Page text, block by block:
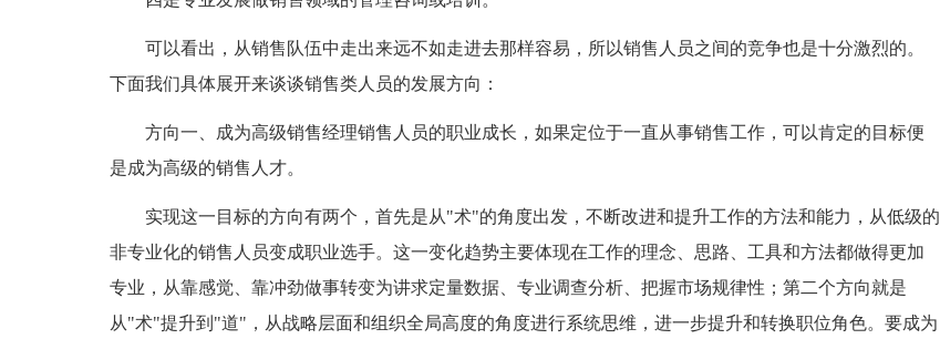
可以看出，从销售队伍中走出来远不如走进去那样容易，所以销售人员之间的竞争也是十分激烈的。
下面我们具体展开来谈谈销售类人员的发展方向：
方向一、成为高级销售经理销售人员的职业成长，如果定位于一直从事销售工作，可以肯定的目标便
是成为高级的销售人才。
实现这一目标的方向有两个，首先是从"术"的角度出发，不断改进和提升工作的方法和能力，从低级的
非专业化的销售人员变成职业选手。这一变化趋势主要体现在工作的理念、思路、工具和方法都做得更加
专业，从靠感觉、靠冲劲做事转变为讲求定量数据、专业调查分析、把握市场规律性；第二个方向就是
从"术"提升到"道"，从战略层面和组织全局高度的角度进行系统思维，进一步提升和转换职位角色。要成为